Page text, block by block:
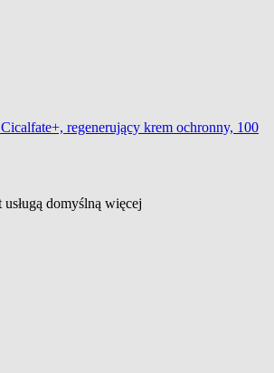
regenerujący krem ochronny, 100
domyślną więcej